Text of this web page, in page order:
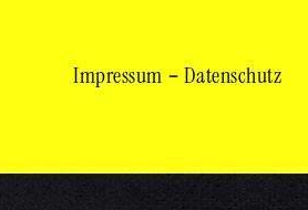
Impressum –Datenschutz